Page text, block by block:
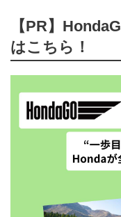
【PR】
はこちら！